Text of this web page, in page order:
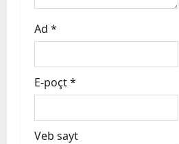
Ad *
E-poçt*
Veb sayt